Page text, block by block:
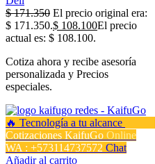
$171.350 El precio original era:
$ 171.350.$ 108.100El precio
actual es: $ 108.100.
Cotiza ahora y recibe asesoría
personalizada y Precios
especiales.
Cotizaciones KaifuGo Online
WA : +573114737572 Chat
Añadir al carrito